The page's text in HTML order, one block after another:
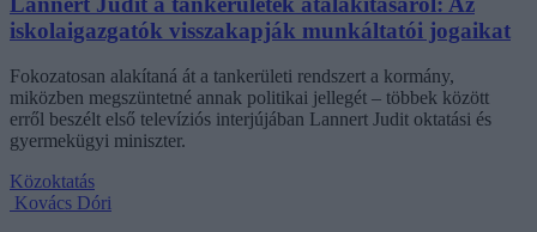
iskolaigazgatók visszakapják munkáltatói jogaikat
Fokozatosan alakítaná át a tankerületi rendszert a kormány,
miközben megszüntetné annak politikai jellegét – többek között
erről beszélt első televíziós interjújában Lannert Judit oktatási és
gyermekügyi miniszter.
Közoktatás
Kovács Dóri